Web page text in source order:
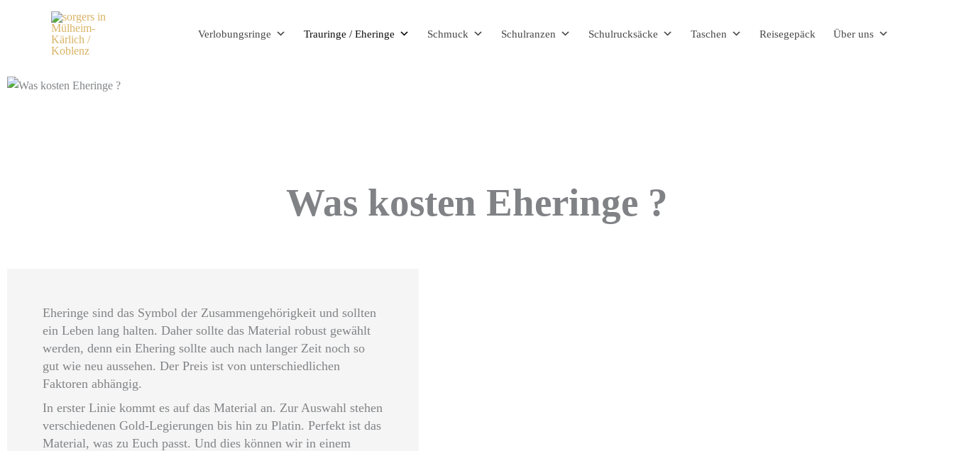
Verlobungsringe Trauringe / Eheringe Schmuck Schulranzen Schulrucksäcke Taschen Reisegepäck Über uns
Was kosten Eheringe ?
Eheringe sind das Symbol der Zusammengehörigkeit und sollten
ein Leben lang halten. Daher sollte das Material robust gewählt
werden, denn ein Ehering sollte auch nach langer Zeit noch so
gut wie neu aussehen. Der Preis ist von unterschiedlichen
Faktoren abhängig.
In erster Linie kommt es auf das Material an. Zur Auswahl stehen
verschiedenen Gold-Legierungen bis hin zu Platin. Perfekt ist das
Material, was zu Euch passt. Und dies können wir in einem